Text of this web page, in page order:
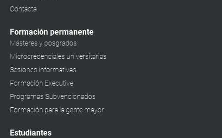
Contacta
Formación permanente
Másteres y posgrados
Microcredenciales universitarias
Sesiones informativas
Formación Executive
Programas Subvencionados
Formación para la gente mayor
Estudiantes